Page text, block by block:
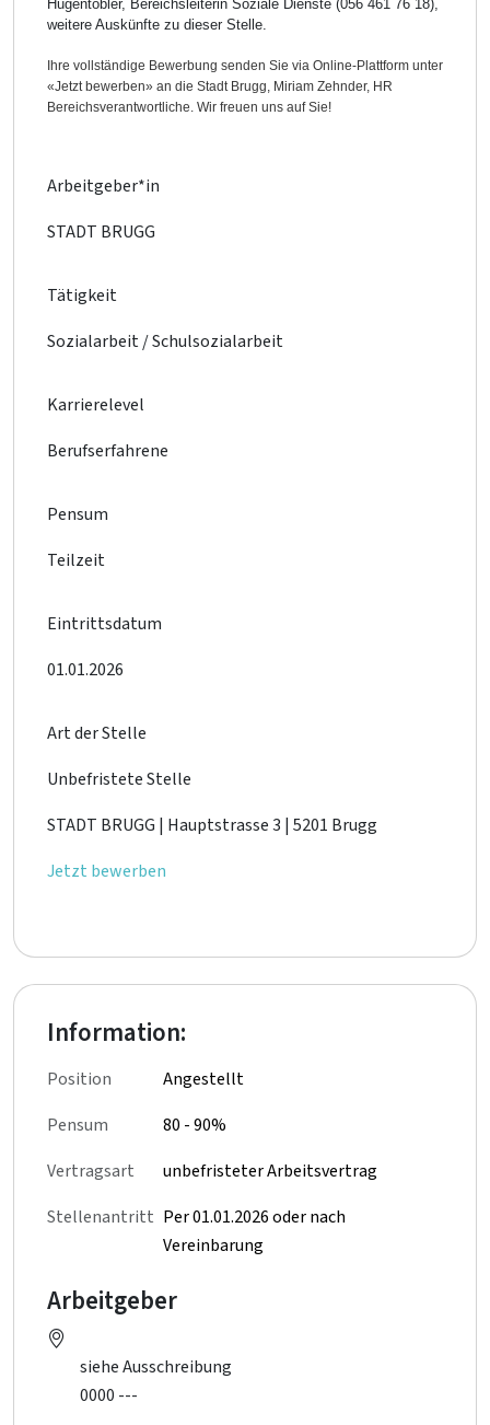
Hugentobler, Bereichsleiterin Soziale Dienste (056 461 76 18),
weitere Auskünfte zu dieser Stelle.
Ihre vollständige Bewerbung senden Sie via Online-Plattform unter
«Jetzt bewerben» an die Stadt Brugg, Miriam Zehnder, HR
Bereichsverantwortliche. Wir freuen uns auf Sie!
Arbeitgeber*in
STADT BRUGG
Tätigkeit
Sozialarbeit / Schulsozialarbeit
Karrierelevel
Berufserfahrene
Pensum
Teilzeit
Eintrittsdatum
01.01.2026
Art der Stelle
Unbefristete Stelle
STADT BRUGG | Hauptstrasse 3 | 5201 Brugg
Jetzt bewerben
Information:
Position
Angestellt
Pensum
80 - 90%
Vertragsart
unbefristeter Arbeitsvertrag
Stellenantritt Per 01.01.2026 oder nach
Vereinbarung
Arbeitgeber
siehe Ausschreibung
0000 ---